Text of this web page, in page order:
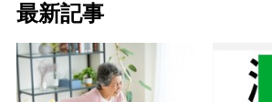
最新記事